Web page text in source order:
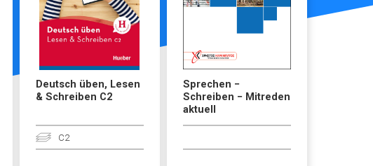
Deutsch üben, Lesen
& Schreiben C2
C2
Sprechen −
Schreiben − Mitreden
aktuell